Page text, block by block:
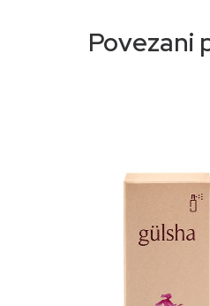
Povezani